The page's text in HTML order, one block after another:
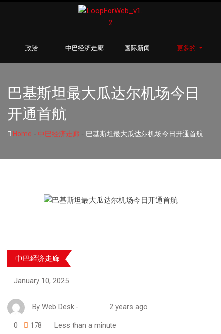
政治 中巴经济走廊 国际新闻 更多的
巴基斯坦最大瓜达尔机场今日
开通首航
Home - 中巴经济走廊 - 巴基斯坦最大瓜达尔机场今日开通首航
中巴经济走廊
January 10, 2025
By Web Desk - 2 years ago
0 178 Less than a minute